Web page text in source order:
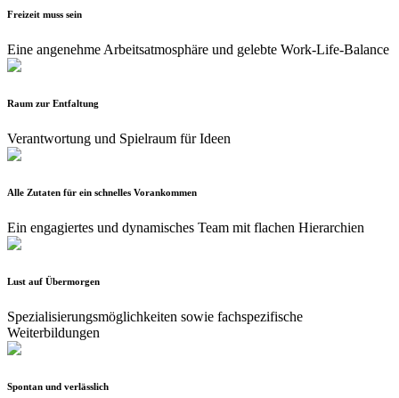
Freizeit muss sein
Eine angenehme Arbeitsatmosphäre und gelebte Work-Life-Balance
Raum zur Entfaltung
Verantwortung und Spielraum für Ideen
Alle Zutaten für ein schnelles Vorankommen
Ein engagiertes und dynamisches Team mit flachen Hierarchien
Lust auf Übermorgen
Spezialisierungsmöglichkeiten sowie fachspezifische
Weiterbildungen
Spontan und verlässlich